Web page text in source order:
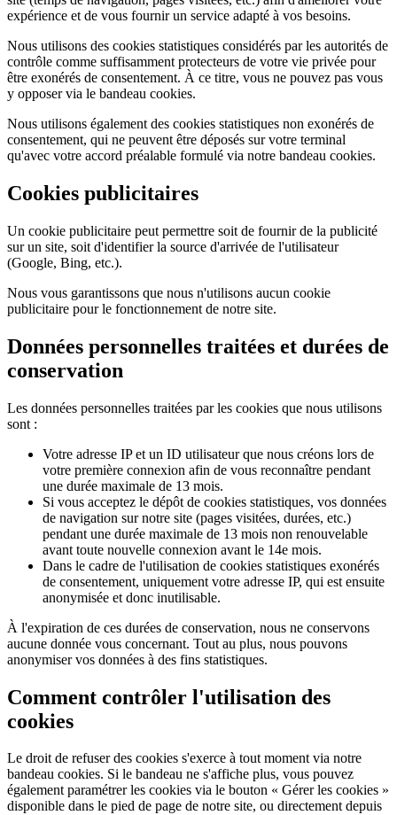
expérience et de vous fournir un service adapté à vos besoins.
Nous utilisons des cookies statistiques considérés par les autorités de
contrôle comme suffisamment protecteurs de votre vie privée pour
être exonérés de consentement. À ce titre, vous ne pouvez pas vous
y opposer via le bandeau cookies.
Nous utilisons également des cookies statistiques non exonérés de
consentement, qui ne peuvent être déposés sur votre terminal
qu'avec votre accord préalable formulé via notre bandeau cookies.
Cookies publicitaires
Un cookie publicitaire peut permettre soit de fournir de la publicité
sur un site, soit d'identifier la source d'arrivée de l'utilisateur
(Google, Bing, etc.).
Nous vous garantissons que nous n'utilisons aucun cookie
publicitaire pour le fonctionnement de notre site.
Données personnelles traitées et durées de
conservation
Les données personnelles traitées par les cookies que nous utilisons
sont :
Votre adresse IP et un ID utilisateur que nous créons lors de
votre première connexion afin de vous reconnaître pendant
une durée maximale de 13 mois.
Si vous acceptez le dépôt de cookies statistiques, vos données
de navigation sur notre site (pages visitées, durées, etc.)
pendant une durée maximale de 13 mois non renouvelable
avant toute nouvelle connexion avant le 14e mois.
Dans le cadre de l'utilisation de cookies statistiques exonérés
de consentement, uniquement votre adresse IP, qui est ensuite
anonymisée et donc inutilisable.
À l'expiration de ces durées de conservation, nous ne conservons
aucune donnée vous concernant. Tout au plus, nous pouvons
anonymiser vos données à des fins statistiques.
Comment contrôler l'utilisation des
cookies
Le droit de refuser des cookies s'exerce à tout moment via notre
bandeau cookies. Si le bandeau ne s'affiche plus, vous pouvez
également paramétrer les cookies via le bouton « Gérer les cookies »
disponible dans le pied de page de notre site, ou directement depuis